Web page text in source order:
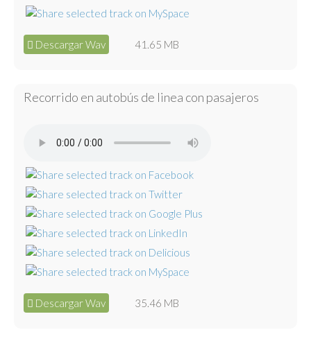
Descargar Wav 41.65 MB
Recorrido en autobús de linea con pasajeros
Descargar Wav 35.46 MB